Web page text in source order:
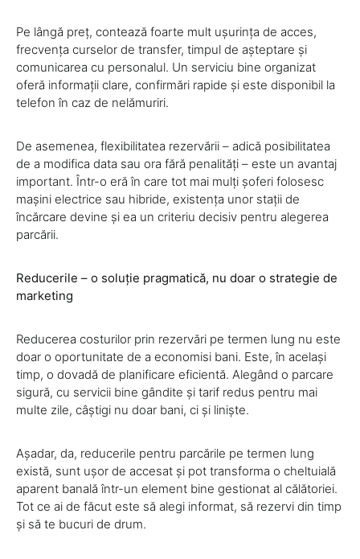
Pe lângă preț, contează foarte mult ușurința de acces,
frecvența curselor de transfer, timpul de așteptare și
comunicarea cu personalul. Un serviciu bine organizat
oferă informații clare, confirmări rapide și este disponibil la
telefon în caz de nelămuriri.
De asemenea, flexibilitatea rezervării – adică posibilitatea
de a modifica data sau ora fără penalități – este un avantaj
important. Într-o eră în care tot mai mulți șoferi folosesc
mașini electrice sau hibride, existența unor stații de
încărcare devine și ea un criteriu decisiv pentru alegerea
parcării.
Reducerile – o soluție pragmatică, nu doar o strategie de
marketing
Reducerea costurilor prin rezervări pe termen lung nu este
doar o oportunitate de a economisi bani. Este, în același
timp, o dovadă de planificare eficientă. Alegând o parcare
sigură, cu servicii bine gândite și tarif redus pentru mai
multe zile, câștigi nu doar bani, ci și liniște.
Așadar, da, reducerile pentru parcările pe termen lung
există, sunt ușor de accesat și pot transforma o cheltuială
aparent banală într-un element bine gestionat al călătoriei.
Tot ce ai de făcut este să alegi informat, să rezervi din timp
și să te bucuri de drum.